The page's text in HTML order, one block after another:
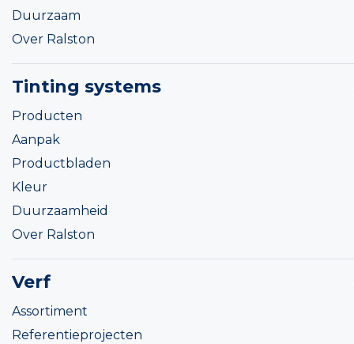
Duurzaam
Over Ralston
Tinting systems
Producten
Aanpak
Productbladen
Kleur
Duurzaamheid
Over Ralston
Verf
Assortiment
Referentieprojecten